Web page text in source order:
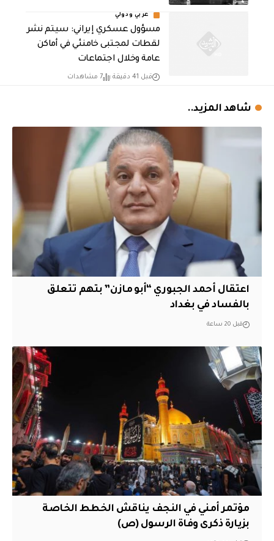
عربي ودولي
مسؤول عسكري إيراني: سيتم نشر
لقطات لمجتبى خامنئي في أماكن
عامة وخلال اجتماعات
قبل 41 دقيقة 7 مشاهدات
شاهد المزيد..
اعتقال أحمد الجبوري “أبو مازن” بتهم تتعلق
بالفساد في بغداد
قبل 20 ساعة
مؤتمر أمني في النجف يناقش الخطط الخاصة
بزيارة ذكرى وفاة الرسول (ص)